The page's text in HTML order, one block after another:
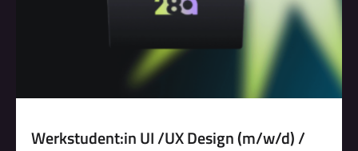
Werkstudent:in UI /UX Design (m/w/d) /